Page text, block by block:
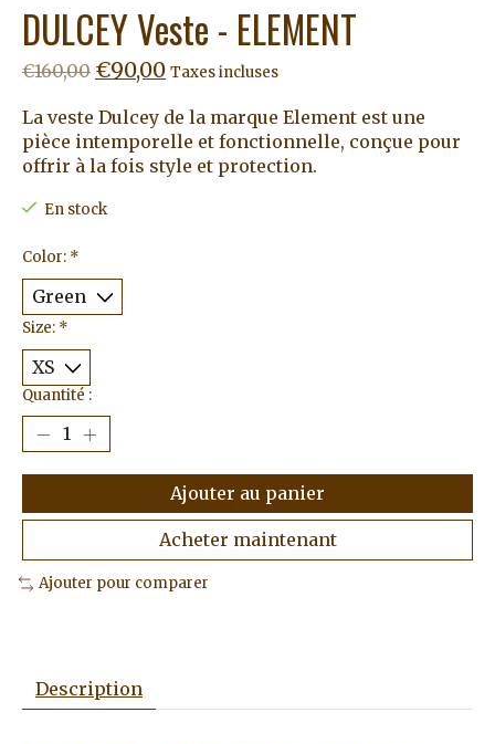
DULCEY Veste - ELEMENT
€160,00 €90,00 Taxes incluses
La veste Dulcey de la marque Element est une
pièce intemporelle et fonctionnelle, conçue pour
offrir à la fois style et protection.
En stock
Color: *
Size: *
Quantité :
Ajouter au panier
Acheter maintenant
Ajouter pour comparer
Description